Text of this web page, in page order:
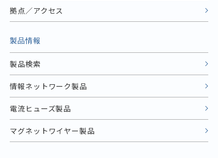
拠点／アクセス
製品情報
製品検索
情報ネットワーク製品
電流ヒューズ製品
マグネットワイヤー製品